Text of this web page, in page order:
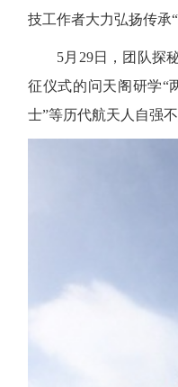
技工作者大力弘扬传承
5月29日，团队探
征仪式的问天阁研学“
士”等历代航天人自强